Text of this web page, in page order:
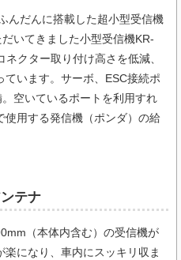
んだんに搭載した超小型受信機
いてきました小型受信機KR-
クター取り付け高さを低減、
ています。サーボ、ESC接続ポ
空いているポートを利用すれ
用する発信機（ポンダ）の給
テナ
（本体内含む）の受信機が
になり、車内にスッキリ収ま